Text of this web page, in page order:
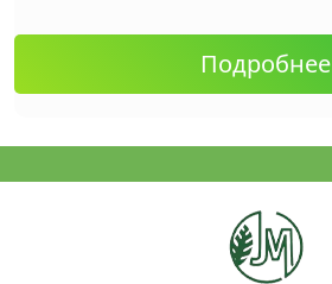
Подробнее